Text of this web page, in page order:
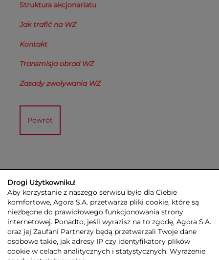
Struktura akcjonariatu
Jak trafić na WZ
Kontakt
Transmisja obrad WZ
Zasady zwoływania WZ
Powrót
GRUPA AGORA DLA INWESTORÓW DLA MEDIÓW
REKLAMA
ESG
KONTAKT
© 2026 Copyright AGORA SA
Drogi Użytkowniku!
Aby korzystanie z naszego serwisu było dla Ciebie
komfortowe, Agora S.A. przetwarza pliki cookie, które są
niezbędne do prawidłowego funkcjonowania strony
internetowej. Ponadto, jeśli wyrazisz na to zgodę, Agora S.A.
oraz jej Zaufani Partnerzy będą przetwarzali Twoje dane
osobowe takie, jak adresy IP czy identyfikatory plików
cookie w celach analitycznych i statystycznych. Wyrażenie